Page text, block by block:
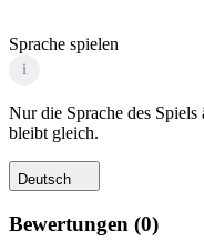
Sprache spielen
i
Nur die Sprache des
bleibt gleich.
Deutsch
Bewertungen (0)